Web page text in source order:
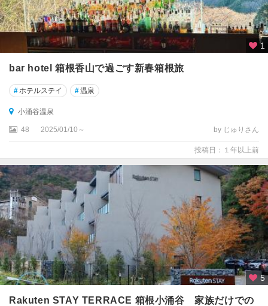
1
bar hotel 箱根香山で過ごす新春箱根旅
# ホテルステイ #温泉
小涌谷温泉
48 2025/01/10～ by じゅりさん
投稿日：１年以上前
5
Rakuten STAY TERRACE 箱根小涌谷 家族だけでの